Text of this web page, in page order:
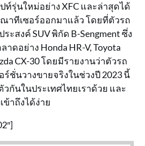
ท์รุ่นใหม่อย่าง XFC และล่าสุดได้
าทีเซอร์ออกมาแล้ว โดยที่ตัวรถ
ะสงค์ SUV พิกัด B-Sengment ซึ่ง
ดอย่าง Honda HR-V, Toyota
CX-30 โดยมีรายงานว่าตัวรถ
ชั่นวางขายจริงในช่วงปี 2023 นี้
กันในประเทศไทยเราด้วย และ
าถึงได้ง่าย